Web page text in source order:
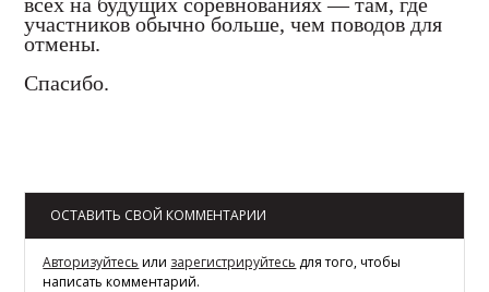
участников обычно больше, чем поводов для
отмены.
Спасибо.
ОСТАВИТЬ СВОЙ КОММЕНТАРИИ
Авторизуйтесь или зарегистрируйтесь для того, чтобы
написать комментарий.